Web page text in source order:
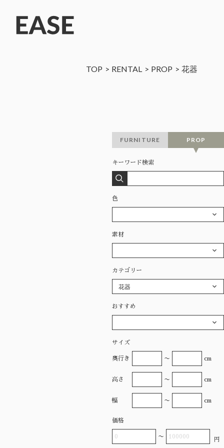
TOP RENTAL PROP 花器
FURNITURE PROP
キーワード検索
色
素材
カテゴリー
花器
おすすめ
サイズ
奥行き 〜 cm
高さ 〜 cm
幅 〜 cm
価格
〜 円